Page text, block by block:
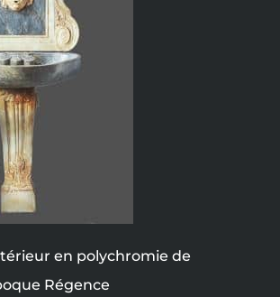
en polychromie de
Régence